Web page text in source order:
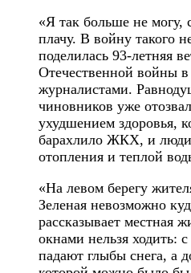
«Я так больше не могу,
плачу. В войну такого
поделилась 93-летняя
Отечественной войны в
журналистами.
чиновников уже
ухудшением здоровья,
барахлило ЖКХ, и люди
отопления и теплой
«На левом берегу
Зеленая невозможно
рассказывает местная
окнами нельзя ходить:
падают глыбы снега, а